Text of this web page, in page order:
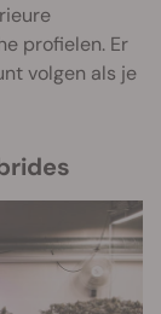
profielen. Er
volgen als je